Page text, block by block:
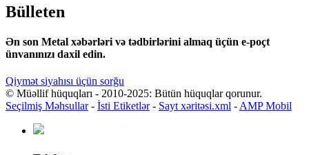
Bülleten
Ən son Metal xəbərləri və tədbirlərini almaq üçün e-poçt
ünvanınızı daxil edin.
Qiymət siyahısı üçün sorğu
© Müəllif hüquqları - 2010-2025: Bütün hüquqlar qorunur.
Seçilmiş Məhsullar- İsti Etiketlər- Sayt xəritəsi.xml - AMP Mobil